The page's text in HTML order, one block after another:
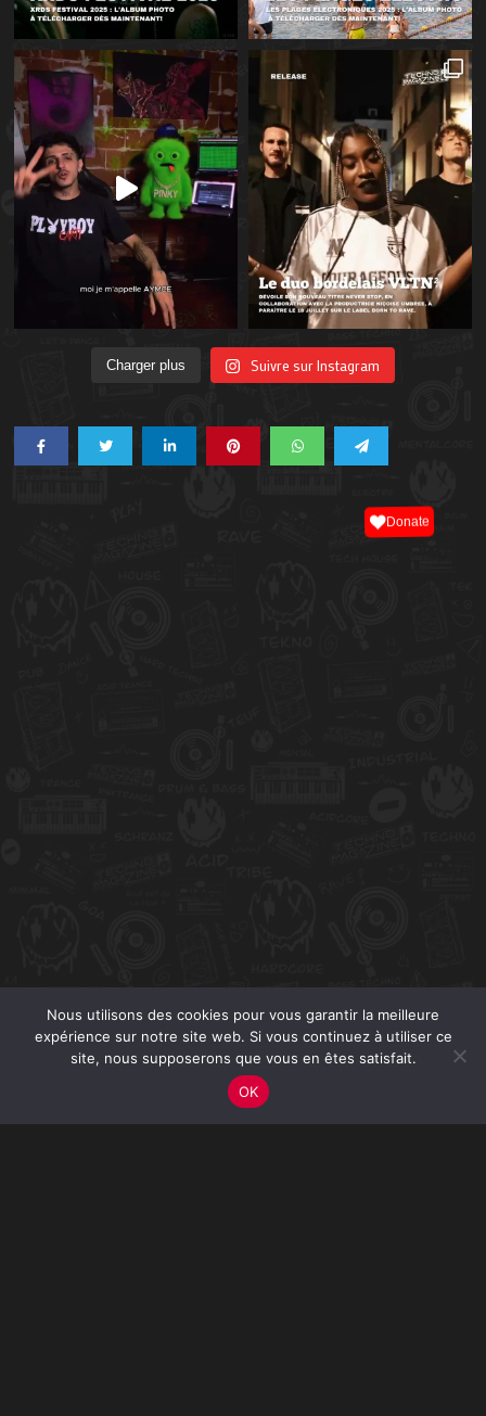
Charger plus Suivre sur Instagram
Nous utilisons des cookies pour vous garantir la meilleure
expérience sur notre site web. Si vous continuez à utiliser ce
site, nous supposerons que vous en êtes satisfait.
OK
Donate